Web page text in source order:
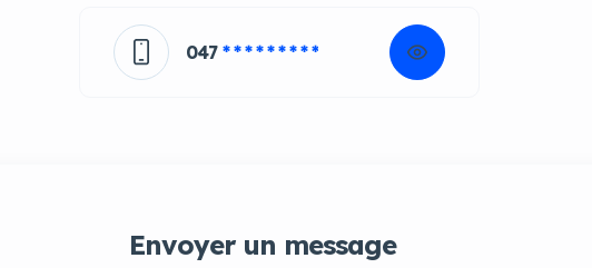
047 * * * * * * * * *
Envoyer un message